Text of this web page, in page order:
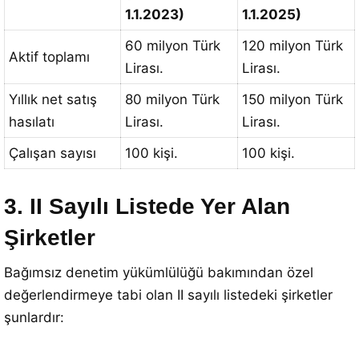
1.1.2023)
1.1.2025)
Aktif toplamı
60 milyon Türk
Lirası.
120 milyon Türk
Lirası.
Yıllık net satış
hasılatı
80 milyon Türk
Lirası.
150 milyon Türk
Lirası.
Çalışan sayısı
100 kişi. 100 kişi.
3. II Sayılı Listede Yer Alan
Şirketler
Bağımsız denetim yükümlülüğü bakımından özel
değerlendirmeye tabi olan II sayılı listedeki şirketler
şunlardır: